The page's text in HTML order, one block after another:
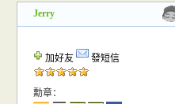
Jerry
加好友 發短信
勳章：